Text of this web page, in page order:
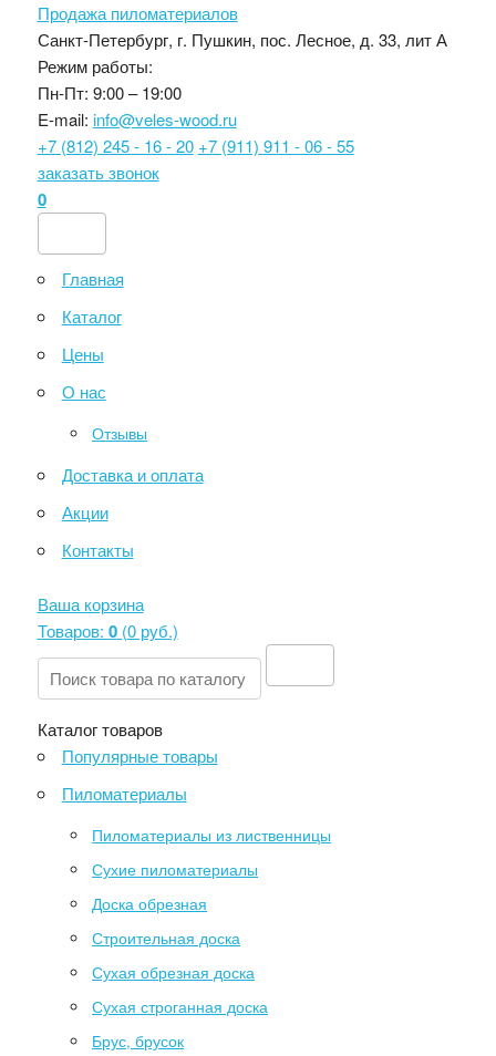
Продажа пиломатериалов
Санкт-Петербург, г. Пушкин, пос. Лесное, д. 33, лит А
Режим работы:
Пн-Пт: 9:00 – 19:00
E-mail: info@veles-wood.ru
+7 (812) 245 - 16 - 20 +7 (911) 911 - 06 - 55
заказать звонок
0
Главная
Каталог
Цены
О нас
Отзывы
Доставка и оплата
Акции
Контакты
Ваша корзина
Товаров: 0(0 руб.)
Каталог товаров
Популярные товары
Пиломатериалы
Пиломатериалы из лиственницы
Сухие пиломатериалы
Доска обрезная
Строительная доска
Сухая обрезная доска
Сухая строганная доска
Брус, брусок